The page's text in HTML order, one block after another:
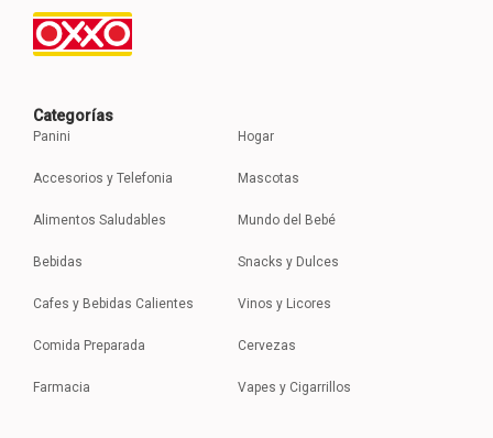
Categorías
Panini
Accesorios y Telefonia
Alimentos Saludables
Bebidas
Cafes y Bebidas Calientes
Comida Preparada
Farmacia
Hogar
Mascotas
Mundo del Bebé
Snacks y Dulces
Vinos y Licores
Cervezas
Vapes y Cigarrillos